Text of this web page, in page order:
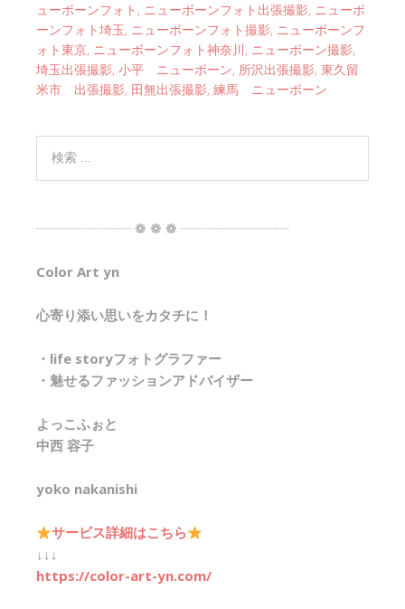
ューボーンフォト , ニューボーンフォト出張撮影, ニューボ
ーンフォト埼玉, ニューボーンフォト撮影, ニューボーンフ
ォト東京, ニューボーンフォト神奈川, ニューボーン撮影,
埼玉出張撮影, 小平 ニューボーン, 所沢出張撮影, 東久留
米市 出張撮影, 田無出張撮影, 練馬 ニューボーン
┈┈┈┈┈┈┈ ❁ ❁ ❁ ┈┈┈┈┈┈┈┈
Color Art yn
心寄り添い思いをカタチに！
・life storyフォトグラファー
・魅せるファッションアドバイザー
よっこふぉと
中西 容子
yoko nakanishi
サービス詳細はこちら
↓↓↓
https://color-art-yn.com/